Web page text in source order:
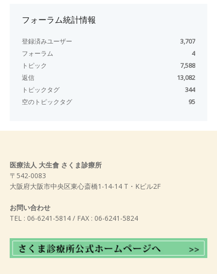
フォーラム統計情報
登録済みユーザー
3,707
フォーラム
4
トピック
7,588
返信
13,082
トピックタグ
344
空のトピックタグ
95
医療法人 大生會 さくま診療所
〒542-0083
大阪府大阪市中央区東心斎橋1-14-14 T・Kビル2F
お問い合わせ
TEL : 06-6241-5814 / FAX : 06-6241-5824